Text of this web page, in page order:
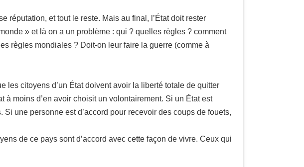
réputation, et tout le reste. Mais au final, l’État doit rester
» et là on a un problème : qui ? quelles règles ? comment
règles mondiales ? Doit-on leur faire la guerre (comme à
les citoyens d’un État doivent avoir la liberté totale de quitter
à moins d’en avoir choisit un volontairement. Si un État est
une personne est d’accord pour recevoir des coups de fouets,
de ce pays sont d’accord avec cette façon de vivre. Ceux qui